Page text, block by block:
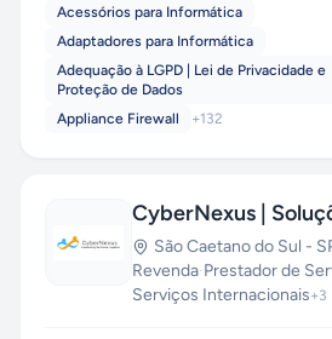
Acessórios para Informática
Adaptadores para Informática
Adequação à LGPD | Lei de Privacidade e
Proteção de Dados
Appliance Firewall
+132
CyberNexus |
São Caetano do Sul -
Revenda·Prestador de
Serviços Internacionais+3